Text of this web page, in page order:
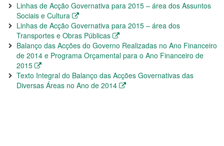
Linhas de Acção Governativa para 2015 – área dos Assuntos
Sociais e Cultura
Linhas de Acção Governativa para 2015 – área dos
Transportes e Obras Públicas
Balanço das Acções do Governo Realizadas no Ano Financeiro
de 2014 e Programa Orçamental para o Ano Financeiro de
2015
Texto Integral do Balanço das Acções Governativas das
Diversas Áreas no Ano de 2014